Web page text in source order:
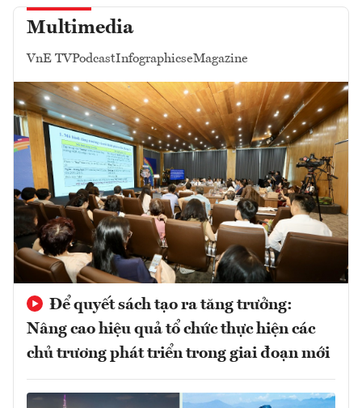
Multimedia
VnE TVPodcastInfographicseMagazine
Để quyết sách tạo ra tăng trưởng:
Nâng cao hiệu quả tổ chức thực hiện các
chủ trương phát triển trong giai đoạn mới